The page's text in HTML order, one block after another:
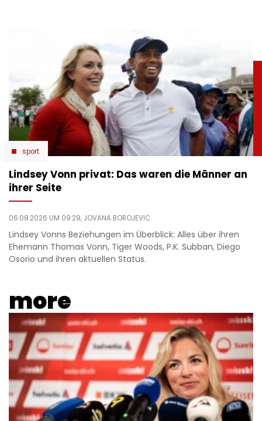
sport
Lindsey Vonn privat: Das waren die Männer an
ihrer Seite
06.08.2026 UM 09:29, JOVANA BOROJEVIC
Lindsey Vonns Beziehungen im Überblick: Alles über ihren
Ehemann Thomas Vonn, Tiger Woods, P.K. Subban, Diego
Osorio und ihren aktuellen Status.
more